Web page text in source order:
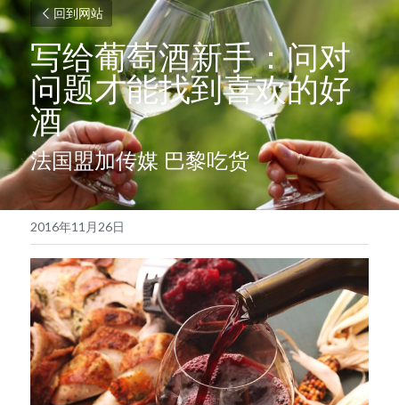
回到网站
写给葡萄酒新手：问对
问题才能找到喜欢的好
酒
法国盟加传媒 巴黎吃货
2016年11月26日